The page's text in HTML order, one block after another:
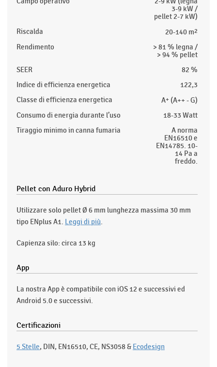
3-9 kW /
pellet 2-7 kW)
Riscalda
20-140 m2
Rendimento
> 81 % legna /
> 94 % pellet
SEER
82 %
Indice di efficienza energetica
122,3
Classe di efficienza energetica
A+ (A++ - G)
Consumo di energia durante l’uso
18-33 Watt
Tiraggio minimo in canna fumaria
A norma
EN16510 e
EN14785. 10-
14 Pa a
freddo.
Pellet con Aduro Hybrid
Utilizzare solo pellet Ø 6 mm lunghezza massima 30 mm
tipo ENplus A1. Leggi di più.
Capienza silo: circa 13 kg
App
La nostra App è compatibile con iOS 12 e successivi ed
Android 5.0 e successivi.
Certificazioni
5 Stelle, DIN, EN16510, CE, NS3058 & Ecodesign